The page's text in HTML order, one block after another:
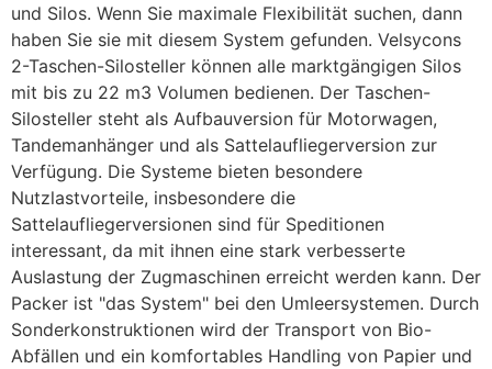
und Silos. Wenn Sie maximale Flexibilität suchen, dann
haben Sie sie mit diesem System gefunden. Velsycons
2-Taschen-Silosteller können alle marktgängigen Silos
mit bis zu 22 m3 Volumen bedienen. Der Taschen-
Silosteller steht als Aufbauversion für Motorwagen,
Tandemanhänger und als Sattelaufliegerversion zur
Verfügung. Die Systeme bieten besondere
Nutzlastvorteile, insbesondere die
Sattelaufliegerversionen sind für Speditionen
interessant, da mit ihnen eine stark verbesserte
Auslastung der Zugmaschinen erreicht werden kann. Der
Packer ist "das System" bei den Umleersystemen. Durch
Sonderkonstruktionen wird der Transport von Bio-
Abfällen und ein komfortables Handling von Papier und